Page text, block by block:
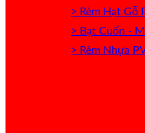
> Rèm Hạt Gỗ
> Bạt Cuốn -
> Rèm Nhựa